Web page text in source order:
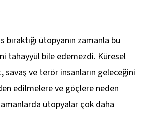
ütopyanın zamanla bu
tahayyül bile edemezdi. Küresel
savaş ve terör insanların geleceğini
edilmelere ve göçlere neden
ütopyalar çok daha